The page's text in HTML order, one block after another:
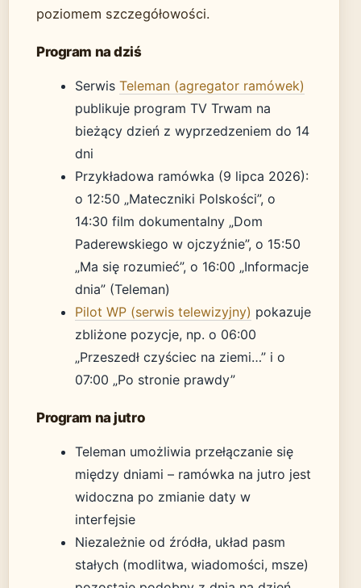
poziomem szczegółowości.
Program na dziś
Serwis Teleman (agregator ramówek)
publikuje program TV Trwam na
bieżący dzień z wyprzedzeniem do 14
dni
Przykładowa ramówka (9 lipca 2026):
o 12:50 „Mateczniki Polskości”, o
14:30 film dokumentalny „Dom
Paderewskiego w ojczyźnie”, o 15:50
„Ma się rozumieć”, o 16:00 „Informacje
dnia” (Teleman)
Pilot WP (serwis telewizyjny) pokazuje
zbliżone pozycje, np. o 06:00
„Przeszedł czyściec na ziemi…” i o
07:00 „Po stronie prawdy”
Program na jutro
Teleman umożliwia przełączanie się
między dniami – ramówka na jutro jest
widoczna po zmianie daty w
interfejsie
Niezależnie od źródła, układ pasm
stałych (modlitwa, wiadomości, msze)